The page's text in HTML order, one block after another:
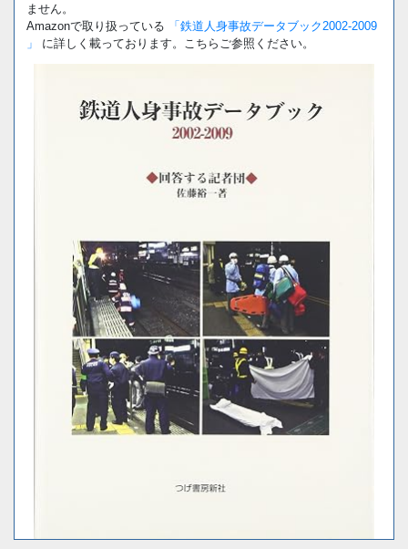
ません。
Amazonで取り扱っている
「鉄道人身事故データブック2002-2009
」
に詳しく載っております。こちらご参照ください。